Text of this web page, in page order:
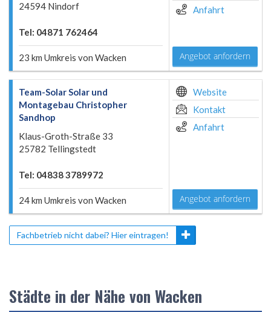
24594 Nindorf
Tel: 04871 762464
23 km Umkreis von Wacken
Anfahrt
Angebot anfordern
Team-Solar Solar und
Montagebau Christopher
Sandhop
Klaus-Groth-Straße 33
25782 Tellingstedt
Tel: 04838 3789972
24 km Umkreis von Wacken
Website
Kontakt
Anfahrt
Angebot anfordern
Fachbetrieb nicht dabei? Hier eintragen!
Städte in der Nähe von Wacken